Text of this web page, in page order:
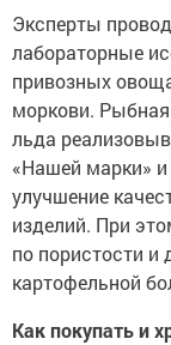
Эксперты
лабораторные
привозных
моркови.
льда
«Нашей марки» и
улучшение
изделий. При
по пористости и
картофельной
Как покупать и